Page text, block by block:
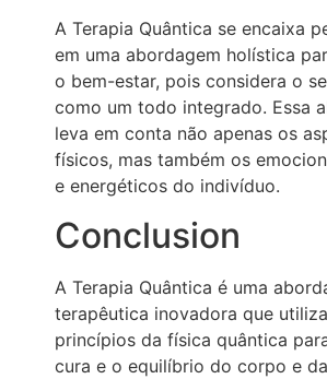
A Terapia Quântica se encaixa
em uma abordagem holística
o bem-estar, pois considera o
como um todo integrado. Essa
leva em conta não apenas os
físicos, mas também os
e energéticos do indivíduo.
Conclusion
A Terapia Quântica é uma
terapêutica inovadora que
princípios da física quântica
cura e o equilíbrio do corpo e